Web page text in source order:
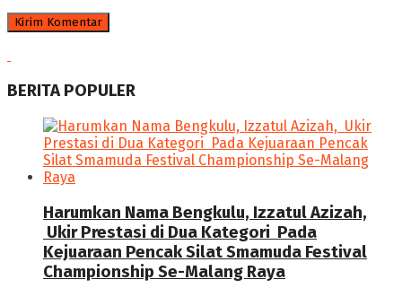
BERITA POPULER
Harumkan Nama Bengkulu, Izzatul Azizah,
Ukir Prestasi di Dua Kategori Pada
Kejuaraan Pencak Silat Smamuda Festival
Championship Se-Malang Raya